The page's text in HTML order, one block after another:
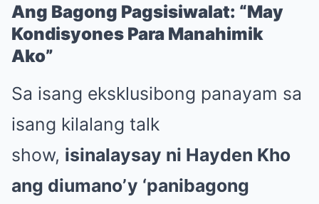
Ang Bagong Pagsisiwalat: “May
Kondisyones Para Manahimik
Ako”
Sa isang eksklusibong panayam sa
isang kilalang talk
show, isinalaysay ni Hayden Kho
ang diumano’y ‘panibagong